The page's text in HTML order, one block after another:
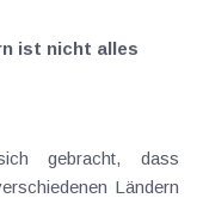
ist nicht alles
gebracht, dass
Ländern